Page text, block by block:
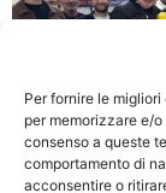
Per fornire le
per memorizzare e/
consenso a queste
comportamento di
acconsentire o